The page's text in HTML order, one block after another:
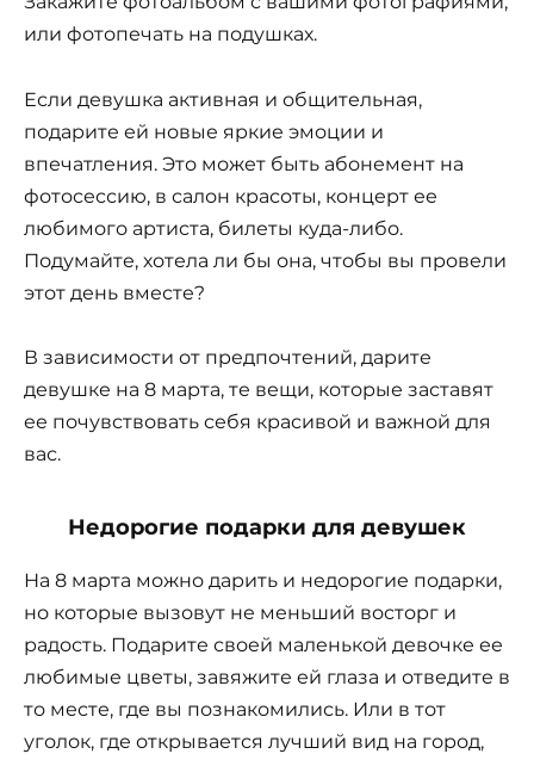
или фотопечать на подушках.
Если девушка активная и общительная,
подарите ей новые яркие эмоции и
впечатления. Это может быть абонемент на
фотосессию, в салон красоты, концерт ее
любимого артиста, билеты куда-либо.
Подумайте, хотела ли бы она, чтобы вы провели
этот день вместе?
В зависимости от предпочтений, дарите
девушке на 8 марта, те вещи, которые заставят
ее почувствовать себя красивой и важной для
вас.
Недорогие подарки для девушек
На 8 марта можно дарить и недорогие подарки,
но которые вызовут не меньший восторг и
радость. Подарите своей маленькой девочке ее
любимые цветы, завяжите ей глаза и отведите в
то месте, где вы познакомились. Или в тот
уголок, где открывается лучший вид на город,